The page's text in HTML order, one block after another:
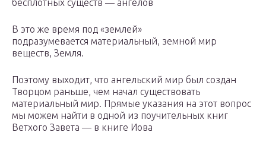
бесплотных существ — ангелов
В это же время под «землей»
подразумевается материальный, земной мир
веществ, Земля.
Поэтому выходит, что ангельский мир был создан
Творцом раньше, чем начал существовать
материальный мир. Прямые указания на этот вопрос
мы можем найти в одной из поучительных книг
Ветхого Завета — в книге Иова